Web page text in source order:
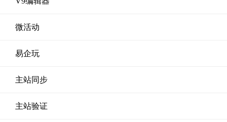
微活动
易企玩
主站同步
主站验证